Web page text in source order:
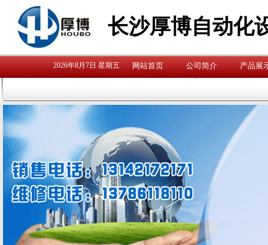
长沙厚博自动化
2026年8月7日 星期五 网站首页 公司简介 产品展